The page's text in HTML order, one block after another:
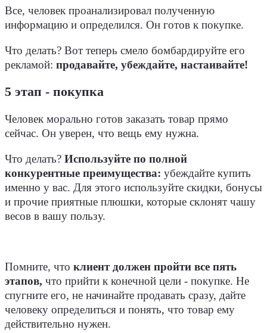
Все, человек проанализировал полученную
информацию и определился. Он готов к покупке.
Что делать? Вот теперь смело бомбардируйте его
рекламой: продавайте, убеждайте, настаивайте!
5 этап - покупка
Человек морально готов заказать товар прямо
сейчас. Он уверен, что вещь ему нужна.
Что делать? Используйте по полной
конкурентные преимущества: убеждайте купить
именно у вас. Для этого используйте скидки, бонусы
и прочие приятные плюшки, которые склонят чашу
весов в вашу пользу.
Помните, что клиент должен пройти все пять
этапов, что прийти к конечной цели - покупке. Не
спугните его, не начинайте продавать сразу, дайте
человеку определиться и понять, что товар ему
действительно нужен.